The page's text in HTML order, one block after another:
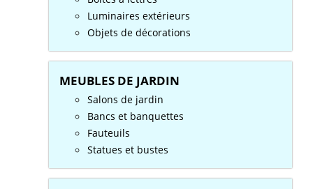
Luminaires extérieurs
Objets de décorations
MEUBLES DE JARDIN
Salons de jardin
Bancs et banquettes
Fauteuils
Statues et bustes